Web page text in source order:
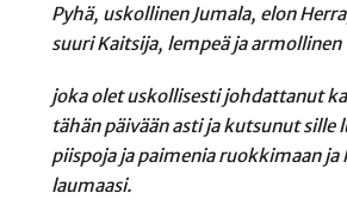
Pyhä, uskollinen Jumala, elon
suuri Kaitsija, lempeä ja
joka olet uskollisesti johdattanut
tähän päivään asti ja kutsunut sille
piispoja ja paimenia ruokkimaan ja
laumaasi.